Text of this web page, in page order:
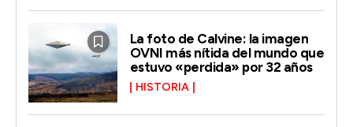
La foto de Calvine: la imagen
OVNI más nítida del mundo que
estuvo «perdida» por 32 años
HISTORIA